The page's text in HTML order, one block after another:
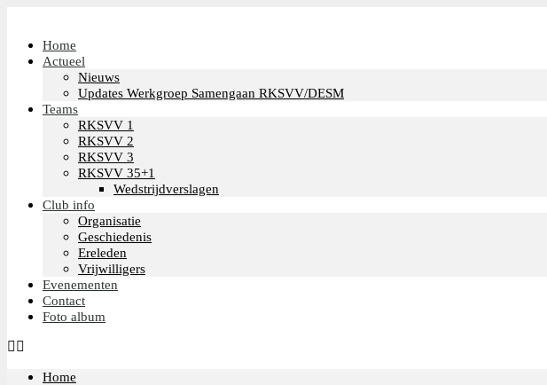
Home
Actueel
Nieuws
Updates Werkgroep Samengaan RKSVV/DESM
Teams
RKSVV 1
RKSVV 2
RKSVV 3
RKSVV 35+1
Wedstrijdverslagen
Club info
Organisatie
Geschiedenis
Ereleden
Vrijwilligers
Evenementen
Contact
Foto album
Home